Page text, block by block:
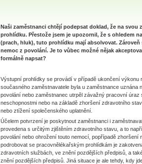
Naši zaměstnanci chtějí podepsat doklad, že na
prohlídku. Přestože jsem je upozornil, že s ohledem
(prach, hluk), tuto prohlídku mají absolvovat.
nemoc z povolání. Je to vůbec možné nějak
formálně napsat?
Výstupní prohlídky se provádí v případě ukončení
současného zaměstnavatele byla u zaměstnance uznána
povolání nebo zaměstnanec utrpěl závažný pracovní
neschopnostmi nebo na základě zhoršení zdravotního
nebo ztížení společenského uplatnění.
Účelem potvrzení je poskytnout zaměstnanci i
provedena s určitým zjištěním zdravotního stavu, a to
povolání nebo ohrožení touto nemocí, popřípadě zhoršení
podrobovat se pracovnělékařským prohlídkám je
zdravotních službách, ve znění pozdějších předpisů, a
znění pozdějších předpisů. Jiná situace je ale tehdy, kdy